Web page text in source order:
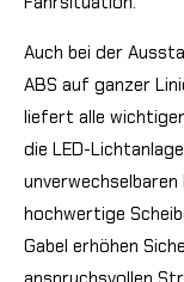
Auch bei der
ABS auf ganzer
liefert alle
die LED-
hochwertige
Gabel erhöhen